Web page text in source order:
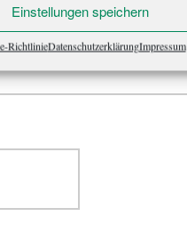
Einstellungen speichern
RichtlinieDatenschutzerklärungImpressum